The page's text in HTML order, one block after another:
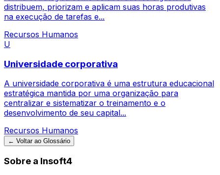
distribuem, priorizam e aplicam suas horas produtivas
na execução de tarefas e...
Recursos Humanos
U
Universidade corporativa
A universidade corporativa é uma estrutura educacional
estratégica mantida por uma organização para
centralizar e sistematizar o treinamento e o
desenvolvimento de seu capital...
Recursos Humanos
← Voltar ao Glossário
Sobre a Insoft4